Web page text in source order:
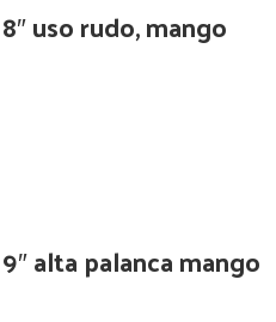
uso rudo, mango
alta palanca mango